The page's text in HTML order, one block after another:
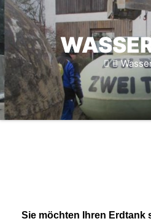
Sie möchten Ihren Erdtank